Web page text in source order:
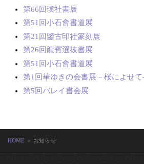
第66回璞社書展
第51回小石會書道展
第21回鑒古印社篆刻展
第26回龍賓選抜書展
第51回小石會書道展
第1回華ゆきの会書展－桜によせ
第5回バレイ書会展
HOME ＞ お知らせ